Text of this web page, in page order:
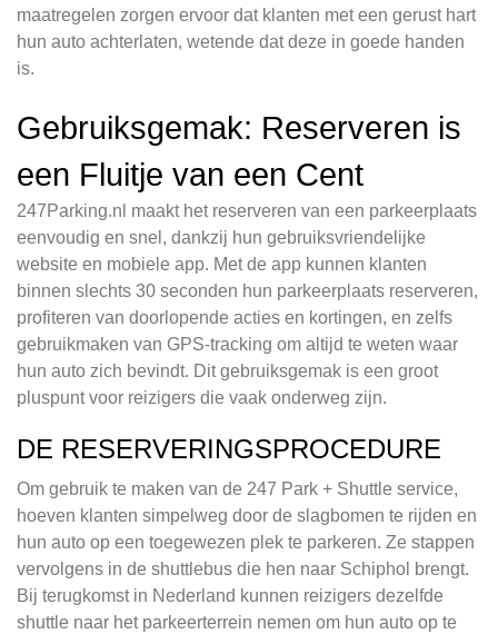
maatregelen zorgen ervoor dat klanten met een gerust hart
hun auto achterlaten, wetende dat deze in goede handen
is.
Gebruiksgemak: Reserveren is
een Fluitje van een Cent
247Parking.nl maakt het reserveren van een parkeerplaats
eenvoudig en snel, dankzij hun gebruiksvriendelijke
website en mobiele app. Met de app kunnen klanten
binnen slechts 30 seconden hun parkeerplaats reserveren,
profiteren van doorlopende acties en kortingen, en zelfs
gebruikmaken van GPS-tracking om altijd te weten waar
hun auto zich bevindt. Dit gebruiksgemak is een groot
pluspunt voor reizigers die vaak onderweg zijn.
DE RESERVERINGSPROCEDURE
Om gebruik te maken van de 247 Park + Shuttle service,
hoeven klanten simpelweg door de slagbomen te rijden en
hun auto op een toegewezen plek te parkeren. Ze stappen
vervolgens in de shuttlebus die hen naar Schiphol brengt.
Bij terugkomst in Nederland kunnen reizigers dezelfde
shuttle naar het parkeerterrein nemen om hun auto op te